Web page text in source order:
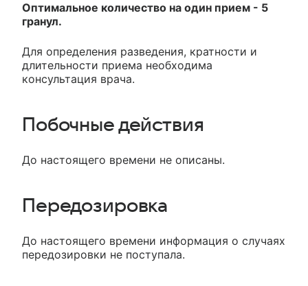
Оптимальное количество на один прием - 5
гранул.
Для определения разведения, кратности и
длительности приема необходима
консультация врача.
Побочные действия
До настоящего времени не описаны.
Передозировка
До настоящего времени информация о случаях
передозировки не поступала.